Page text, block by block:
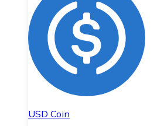
USD Coin